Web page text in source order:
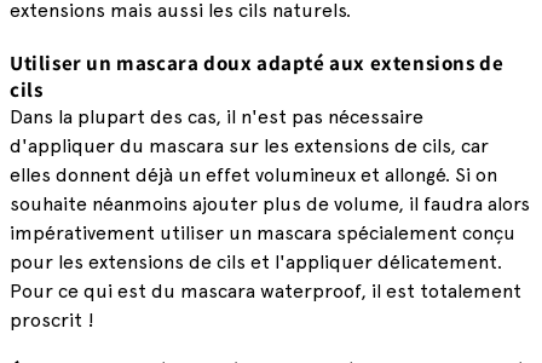
extensions mais aussi les cils naturels.
Utiliser un mascara doux adapté aux extensions de
cils
Dans la plupart des cas, il n'est pas nécessaire
d'appliquer du mascara sur les extensions de cils, car
elles donnent déjà un effet volumineux et allongé. Si on
souhaite néanmoins ajouter plus de volume, il faudra alors
impérativement utiliser un mascara spécialement conçu
pour les extensions de cils et l'appliquer délicatement.
Pour ce qui est du mascara waterproof, il est totalement
proscrit !